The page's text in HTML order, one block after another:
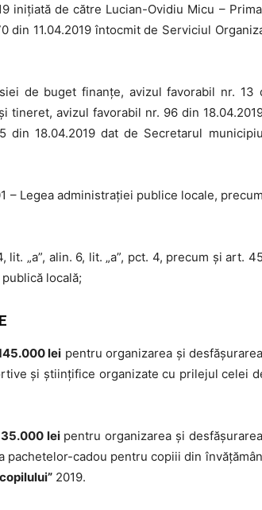
iniţiată de către Lucian-Ovidiu Micu –
11.04.2019 întocmit de Serviciul
de buget finanţe, avizul favorabil nr. 13
tineret, avizul favorabil nr. 96 din
18.04.2019 dat de Secretarul
– Legea administraţiei publice locale,
„a”, alin. 6, lit. „a”, pct. 4, precum şi art.
locală;
lei pentru organizarea și
și științifice organizate cu prilejul celei
35.000 leipentru organizarea și
cadou pentru copiii din
2019.